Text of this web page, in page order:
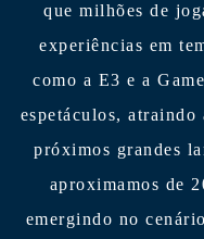
que milhões de
experiências em
como a E3 e a
espetáculos, atraindo
próximos grandes
aproximamos de
emergindo no